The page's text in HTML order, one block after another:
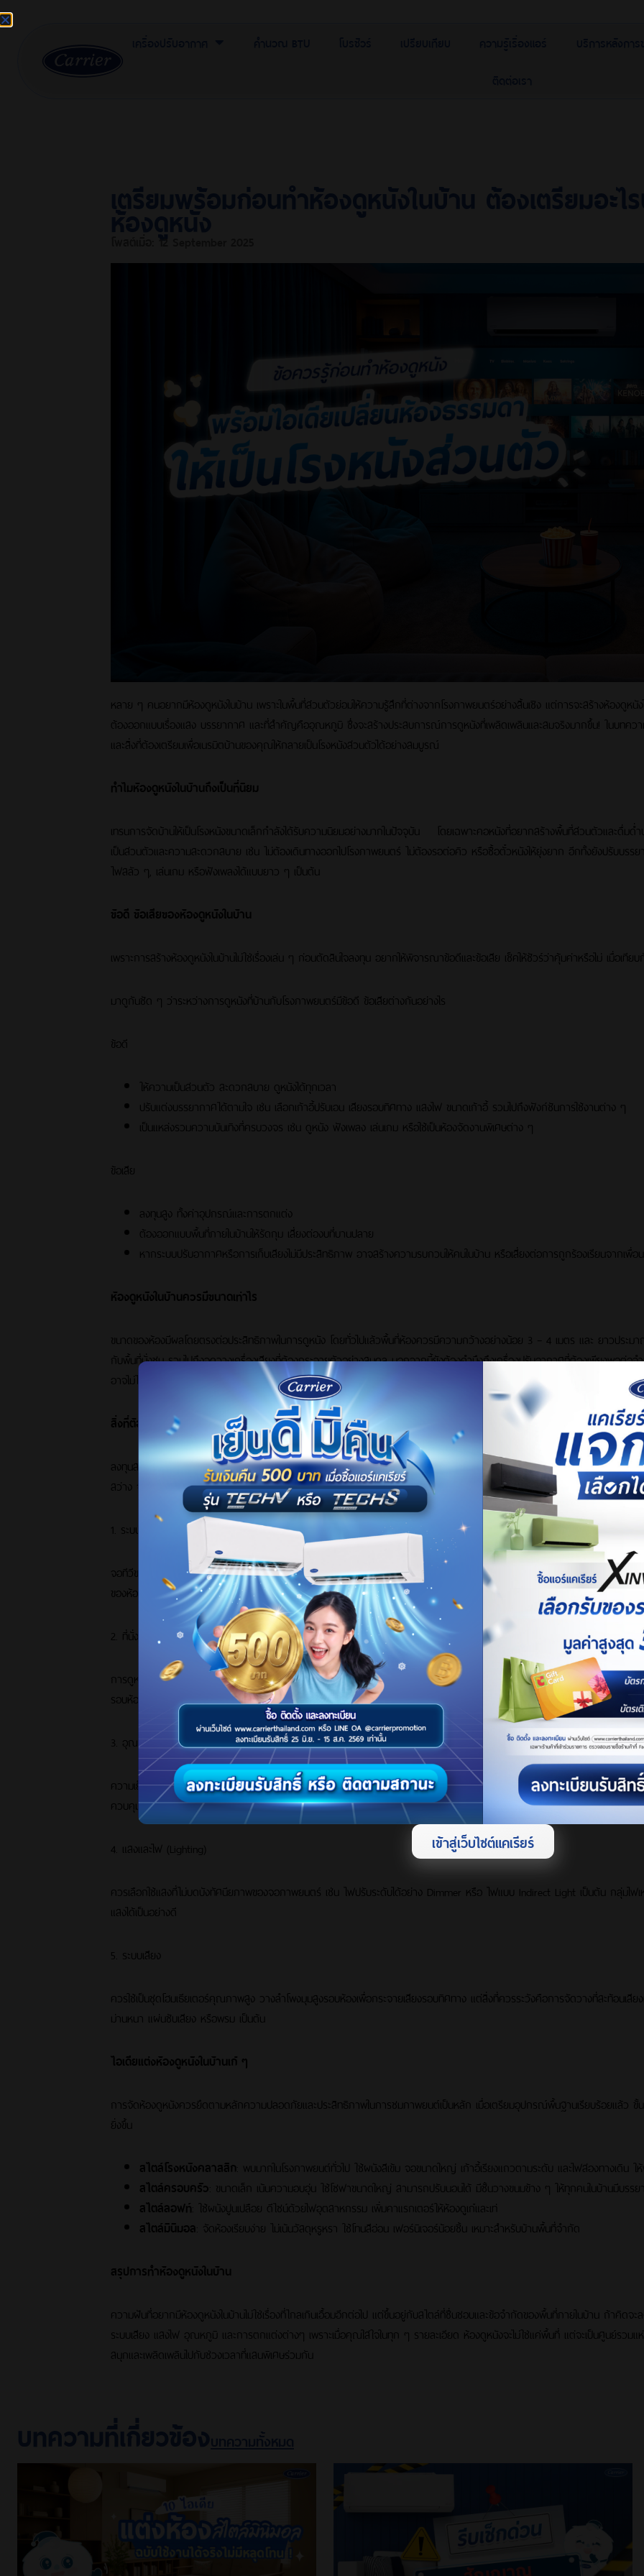
หลาย ๆ คนอยากมีห้องดูหนังในบ้าน เพราะในพื้นที่ส่วนตัวย่อมให้ความรู้สึกที่ต่างจากโรงภาพยนตร์อย่างสิ้นเชิง แต่การจะสร้างห้องดูห
ต้องออกแบบเรื่องแสง บรรยากาศ และที่สำคัญคืออุณหภูมิ ซึ่งจะสร้างประสบการณ์การดูหนังที่เพลิดเพลินและสมจริงมากขึ้น! ในบทคว
และสิ่งที่ต้องเตรียมเพื่อเนรมิตบ้านของคุณให้กลายเป็นโรงหนังส่วนตัวได้อย่างสมบูรณ์
ทำไมห้องดูหนังในบ้านถึงเป็นที่นิยม
เทรนการจัดบ้านให้เป็นโรงหนังขนาดเล็กกำลังได้รับความนิยมอย่างมากในปัจจุบัน โดยเฉพาะคอหนังที่อยากสร้างพื้นที่ส่วนตัวและดื่ม
เป็นส่วนตัวและความสะดวกสบาย เช่น ไม่ต้องเดินทางออกไปโรงภาพยนตร์ ไม่ต้องรอต่อคิว หรือซื้อตั๋วหนังให้ยุ่งยาก อีกทั้งยังปรับบรรย
ไฟสลัว ๆ, เล่นเกม หรือฟังเพลงได้แบบยาว ๆ เป็นต้น
ข้อดี ข้อเสียของห้องดูหนังในบ้าน
เพราะการสร้างห้องดูหนังในบ้านไม่ใช่เรื่องเล่น ๆ ก่อนตัดสินใจลงทุน อยากให้พิจารณาข้อดีและข้อเสีย เช็คให้ชัวร์ว่าคุ้มค่าหรือไม่ เมื่อเทีย
มาดูกันชัด ๆ ว่าระหว่างการดูหนังที่บ้านกับโรงภาพยนตร์มีข้อดี ข้อเสียต่างกันอย่างไร
ข้อดี
ให้ความเป็นส่วนตัว สะดวกสบาย ดูหนังได้ทุกเวลา
ปรับแต่งบรรยากาศได้ตามใจ เช่น เลือกเก้าอี้ปรับเอน เสียงรอบทิศทาง แสงไฟ ขนาดเก้าอี้ รวมไปถึงฟังก์ชันการใช้งานต่าง ๆ
เป็นแหล่งรวมความบันเทิงที่ครบวงจร เช่น ดูหนัง ฟังเพลง เล่นเกม หรือใช้เป็นห้องจัดงานพิเศษต่าง ๆ
ข้อเสีย
ลงทุนสูง ทั้งค่าอุปกรณ์และการตกแต่ง
ต้องออกแบบพื้นที่ภายในบ้านให้รัดกุม เสี่ยงต่องบที่บานปลาย
หากระบบปรับอากาศหรือการเก็บเสียงไม่มีประสิทธิภาพ อาจสร้างความรบกวนให้คนในบ้าน หรือเสี่ยงต่อการถูกร้องเรียนจากเพื่อ
ห้องดูหนังในบ้านควรมีขนาดเท่าไร
ขนาดของห้องมีผลโดยตรงต่อประสิทธิภาพในการดูหนัง โดยทั่วไปแล้วพื้นที่ห้องควรมีความกว้างอย่างน้อย 3 – 4 เมตร และ ยาวประ
กับพื้นที่นั่งชม รวมไปถึงจุดวางเครื่องเสียงที่ต้องกระจายตัวอย่างสมดุล นอกจากนี้ยังต้องคำนึงถึงเครื่องปรับอากาศที่ต้องเพียงพอต่อจ
อาจไม่ได้รับอรรถรสของภาพและเสียงได้ดีอย่างที่ควร
สิ่งที่ต้องเตรียมพร้อมในการทำห้องดูหนัง
ลงทุนสร้างห้องดูหนังทั้งทีต้องทำให้คุ้ม! เพราะห้องดูหนังในบ้านไม่ใช่แค่เรื่องของทีวีขนาดใหญ่หรือชุดเครื่องเสียงเท่านั้น แต่ยังรวมไปถึงกา
สว่าง จำนวนผู้ชม สีของห้อง อุณหภูมิ และปัจจัยอื่นๆ ดังนี้
1. ระบบภาพ
จอทีวีขนาดใหญ่อาจไม่ใช้ปัจจัยที่สำคัญที่สุดเสมอไป เพราะเรื่องของภาพยังรวมไปถึงความคมชัดและลักษณะของจอ การใช้โปรเจกเตอร์
ของห้อง
2. ที่นั่ง (Seating)
การดูหนังหนึ่งเรื่องอาจใช้เวลาเฉลี่ยนานถึง 2 ชั่วโมง ห้องดูหนังในบ้านจึงควรใช้โซฟาที่สามารถปรับเอนนอนได้โดยไม่รู้สึกอึดอัด จัดวางใ
รอบห้อง
3. อุณหภูมิและระบบปรับอากาศ
ความเย็นสบายก็ถือเป็นปัจจัยสำคัญที่มองข้ามไม่ได้ เพราะห้องดูหนังต้องปิดทึบทำให้ร้อนง่าย ควรเลือกใช้แอร์ที่มีคุณภาพสูงอย่าง แอร์
ควบคุมอุณหภูมิได้อย่างแม่นยำ ซึ่งจะช่วยให้ทุกการดูหนังเป็นประสบการณ์ที่ตอบโจทย์และสมบูรณ์แบบที่สุด
4. แสงและไฟ (Lighting)
ควรเลือกใช้แสงที่ไม่บดบังทัศนียภาพของจอภาพยนตร์ เช่น ไฟปรับระดับได้อย่าง Dimmer หรือ ไฟแบบ Indirect Light เป็นต้น กลุ่มไฟเ
แสงได้เป็นอย่างดี
5. ระบบเสียง
ควรใช้เป็นชุดโฮมเธียเตอร์คุณภาพสูง วางลำโพงมุมสูงรอบห้องเพื่อกระจายเสียงรอบทิศทาง แต่สิ่งที่ควรระวังคือการจัดวางที่สะท้อนเสี
ม่านหนา แผ่นซับเสียง หรือพรม เป็นต้น
ไอเดียแต่งห้องดูหนังในบ้านเก๋ ๆ
การจัดห้องดูหนังควรยึดตามหลักความปลอดภัยและประสิทธิภาพในการชมภาพยนต์เป็นหลัก เมื่อเตรียมอุปกรณ์พื้นฐานเรียบร้อยแล้ว ขั้
ยิ่งขึ้น
สไตล์โรงหนังคลาสสิก: พบมากในโรงภาพยนต์ทั่วไป ใช้ผนังสีเข้ม จอขนาดใหญ่ เก้าอี้เรียงแถวตามระดับ และไฟส่องทางเดิน
สไตล์ครอบครัว: ขนาดเล็ก เน้นความอบอุ่น ใช้โซฟาขนาดใหญ่ สามารถปรับนอนได้ มีชั้นวางขนมข้าง ๆ ให้ทุกคนในบ้านมีบรร
สไตล์ลอฟท์: ใช้ผนังปูนเปลือย ดีไซน์ด้วยไฟอุตสาหกรรม เพิ่มคาแรกเตอร์ให้ห้องดูเก๋และเท่
สไตล์มินิมอล: จัดห้องเรียบง่าย ไม่เน้นวัสดุหรูหรา ใช้โทนสีอ่อน เฟอร์นิเจอร์น้อยชิ้น เหมาะสำหรับบ้านพื้นที่จำกัด
สรุปการทำห้องดูหนังในบ้าน
ความฝันที่อยากมีห้องดูหนังในบ้านไม่ใช่เรื่องที่ไกลเกินเอื้อมอีกต่อไป แต่ขึ้นอยู่กับสไตล์ที่ชื่นชอบและข้อจำกัดของพื้นที่ภายในบ้าน ถ้าคิดจะ
ระบบเสียง แสงไฟ อุณหภูมิ และการตกแต่งต่างๆ เพราะเมื่อคุณใส่ใจในทุก ๆ รายละเอียด ห้องดูหนังจะไม่ใช่แค่พื้นที่ แต่จะเป็นศูนย์รวม
สนุกและเพลิดเพลินไปกับช่วงเวลาที่แสนพิเศษร่วมกัน
เข้าสู่เว็บไซต์แคเรียร์